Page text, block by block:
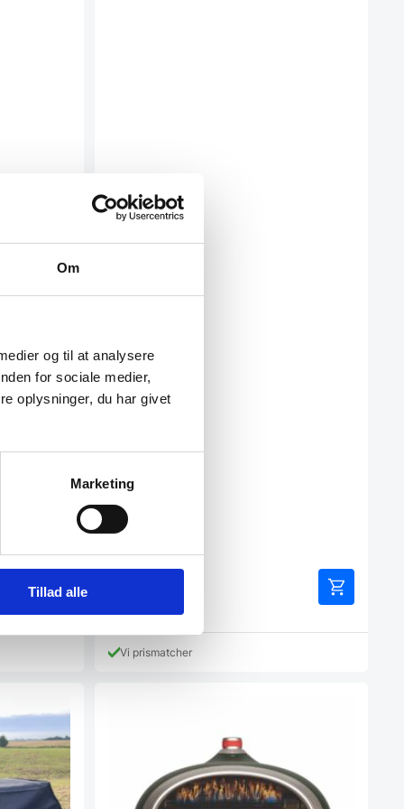
Om
og til at analysere
for sociale medier,
oplysninger, du har givet
Marketing
Tillad alle
Vi prismatcher